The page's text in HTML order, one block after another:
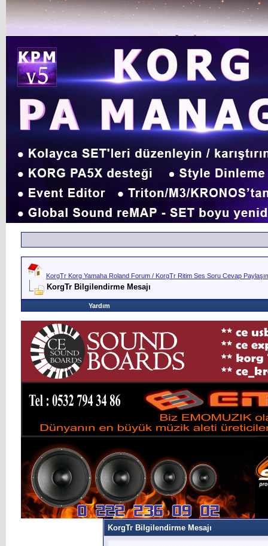
KorgTr Korg Yamaha Roland Forum / KorgTr Ritim Ses Soru Cevap
KorgTr Bilgilendirme Mesajı
Yardım
KorgTr Bilgilendirme Mesajı